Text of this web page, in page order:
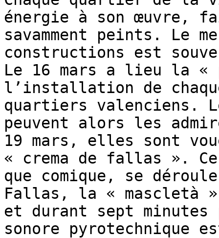
énergie à son œuvre,
savamment peints. Le
constructions est
Le 16 mars a lieu la
l’installation de
quartiers valenciens.
peuvent alors les
19 mars, elles sont
« crema de fallas ».
que comique, se
Fallas, la « mascletà
et durant sept minutes
sonore pyrotechnique